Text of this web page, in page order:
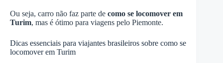
Ou seja, carro não faz parte de como se locomover em
Turim, mas é ótimo para viagens pelo Piemonte.
Dicas essenciais para viajantes brasileiros sobre como se
locomover em Turim